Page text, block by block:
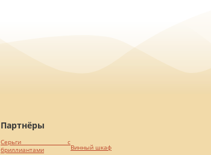
Партнёры
Серьги с
бриллиантами
Винный шкаф